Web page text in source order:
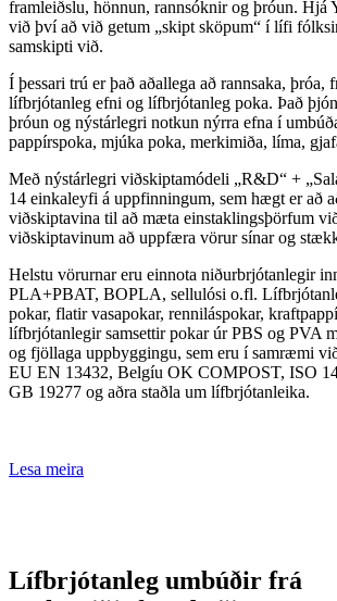
framleiðslu, hönnun, rannsóknir og þróun. Hjá
við því að við getum „skipt sköpum“ í lífi
samskipti við.
Í þessari trú er það aðallega að rannsaka, þróa,
lífbrjótanleg efni og lífbrjótanleg poka. Það
þróun og nýstárlegri notkun nýrra efna í
pappírspoka, mjúka poka, merkimiða, líma,
Með nýstárlegri viðskiptamódeli „R&D“ +
14 einkaleyfi á uppfinningum, sem hægt er að
viðskiptavina til að mæta einstaklingsþörfum
viðskiptavinum að uppfæra vörur sínar og
Helstu vörurnar eru einnota niðurbrjótanlegir
PLA+PBAT, BOPLA, sellulósi o.fl.
pokar, flatir vasapokar, renniláspokar,
lífbrjótanlegir samsettir pokar úr PBS og PVA
og fjöllaga uppbyggingu, sem eru í samræmi
EU EN 13432, Belgíu OK COMPOST, ISO
GB 19277 og aðra staðla um lífbrjótanleika.
Lesa meira
Lífbrjótanleg umbúðir frá